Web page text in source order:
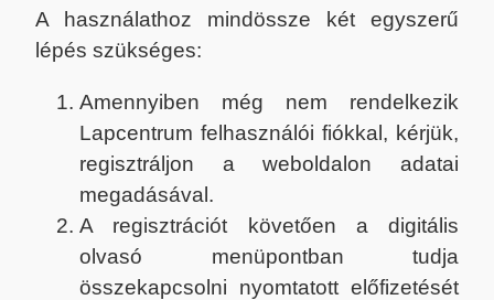
A használathoz mindössze két egyszerű
lépés szükséges:
Amennyiben még nem rendelkezik
Lapcentrum felhasználói fiókkal, kérjük,
regisztráljon a weboldalon adatai
megadásával.
A regisztrációt követően a digitális
olvasó menüpontban tudja
összekapcsolni nyomtatott előfizetését